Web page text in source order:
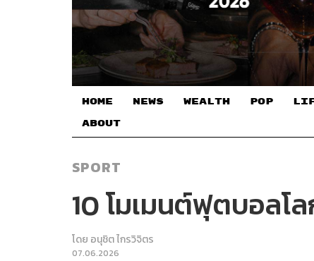
HOME NEWS WEALTH POP
ABOUT
SPORT
10 โมเมนต์ฟุตบอลโ
โดย อนุชิต ไกรวิจิตร
07.06.2026